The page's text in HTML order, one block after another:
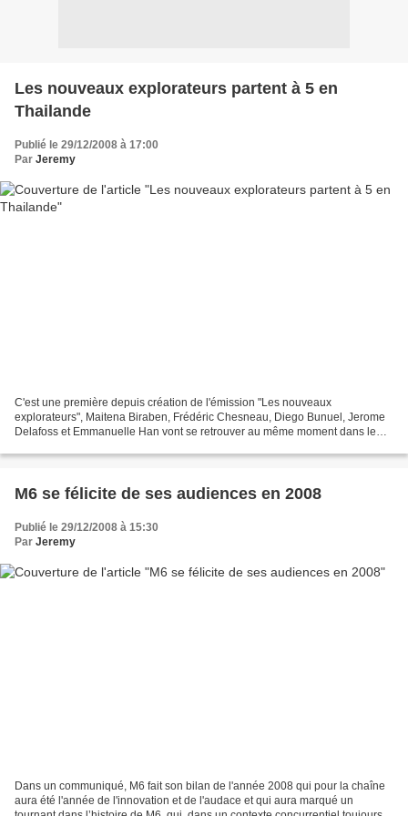
Les nouveaux explorateurs partent à 5 en
Thailande
Publié le 29/12/2008 à 17:00
Par Jeremy
C'est une première depuis création de l'émission "Les nouveaux
explorateurs", Maitena Biraben, Frédéric Chesneau, Diego Bunuel, Jerome
Delafoss et Emmanuelle Han vont se retrouver au même moment dans le
M6 se félicite de ses audiences en 2008
Publié le 29/12/2008 à 15:30
Par Jeremy
Dans un communiqué, M6 fait son bilan de l'année 2008 qui pour la chaîne
aura été l'année de l'innovation et de l'audace et qui aura marqué un